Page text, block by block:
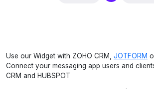
Use our Widget with ZOHO CRM, JOTFORM
Connect your messaging app users and
CRM and HUBSPOT